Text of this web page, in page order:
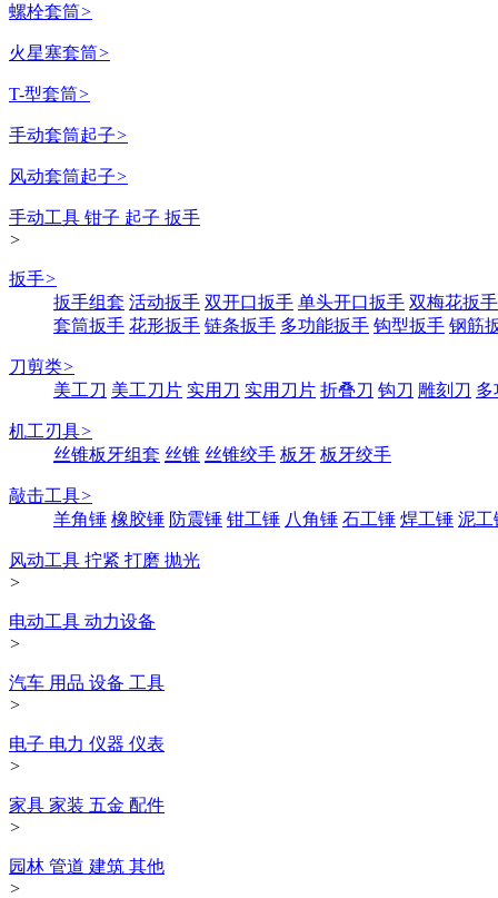
螺栓套筒>
火星塞套筒>
T-型套筒>
手动套筒起子>
风动套筒起子>
手动工具 钳子 起子 扳手
>
扳手>
扳手组套 活动扳手 双开口扳手 单头开口扳手 双梅花扳手
套筒扳手 花形扳手 链条扳手 多功能扳手 钩型扳手 钢筋
刀剪类>
美工刀 美工刀片 实用刀 实用刀片 折叠刀 钩刀 雕刻刀 多
机工刃具>
丝锥板牙组套 丝锥 丝锥绞手 板牙 板牙绞手
敲击工具>
羊角锤 橡胶锤 防震锤 钳工锤 八角锤 石工锤 焊工锤 泥工
风动工具 拧紧 打磨 抛光
>
电动工具 动力设备
>
汽车 用品 设备 工具
>
电子 电力 仪器 仪表
>
家具 家装 五金 配件
>
园林 管道 建筑 其他
>